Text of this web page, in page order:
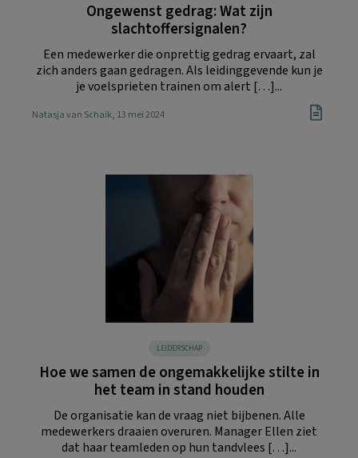
Ongewenst gedrag: Wat zijn
slachtoffersignalen?
Een medewerker die onprettig gedrag ervaart, zal
zich anders gaan gedragen. Als leidinggevende kun je
je voelsprieten trainen om alert […]...
Natasja van Schaik, 13 mei 2024
LEIDERSCHAP
Hoe we samen de ongemakkelijke stilte in
het team in stand houden
De organisatie kan de vraag niet bijbenen. Alle
medewerkers draaien overuren. Manager Ellen ziet
dat haar teamleden op hun tandvlees […]...